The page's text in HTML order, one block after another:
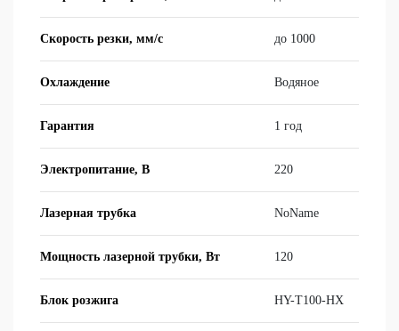
Скорость резки, мм/с до 1000
Охлаждение Во­дя­ное
Гарантия 1 год
Электропитание, В 220
Лазерная трубка NoName
Мощность лазерной трубки, Вт 120
Блок розжига HY-T100-HX